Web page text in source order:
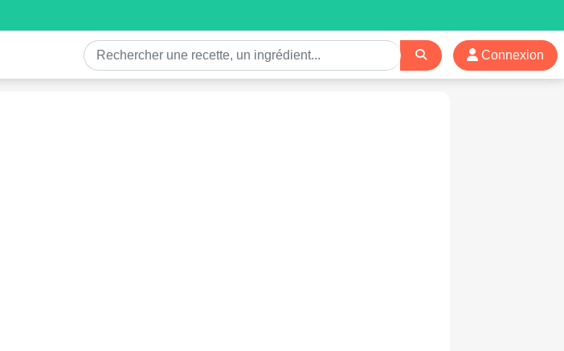
Connexion